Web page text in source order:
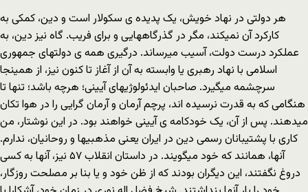
هر دولتی در نهاد خویش، یک پدیده ی سکولار است و دین، کمکی به
کارکرد آن نمیکند، مگر در گذرگاههایی و برای فریب. گاه نیز دین، به
عملکرد درست دولت، آسیب میرساند. درگیری همه ی دولتهای جمهوری
اسلامی با نهاد رهبری یا وابسته به آن از آغاز تا کنون نیز، از همینجا
سرچشمه میگیرد. صاحبان ایدئولوژیهای آیینی؛ هرچه باشد؛ تنها تا
هنگامی که به قدرت نرسیده اند، پرچم آرمان و آرمان گرایی را در هوا تکان
میدهند. پس از آن، یک خودکامه ی آیینی خواهند بود. در این نوشتار، من
کاری با پشتیبانان رسمی دین در ایران یعنی مذهبیها و روحانیان، ندارم.
آنها، همانند که خود میگویند. در داستان انقلاب ۵۷ نیز، آنها به کسی
دروغ نگفتند، این دیگران بودند که از ظن خود و یا بنا بر مصلحت روزگار،